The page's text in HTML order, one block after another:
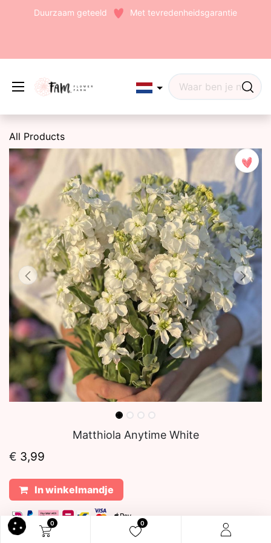
0 0
Duurzaam geteeld Met tevredenheidsgarantie
(242)
Edit widget
All Products
Matthiola Anytime White
€ 3,99
In winkelmandje
Tags: